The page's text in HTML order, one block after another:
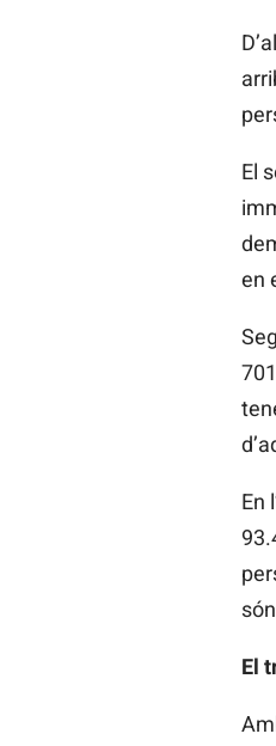
El
en
En
El